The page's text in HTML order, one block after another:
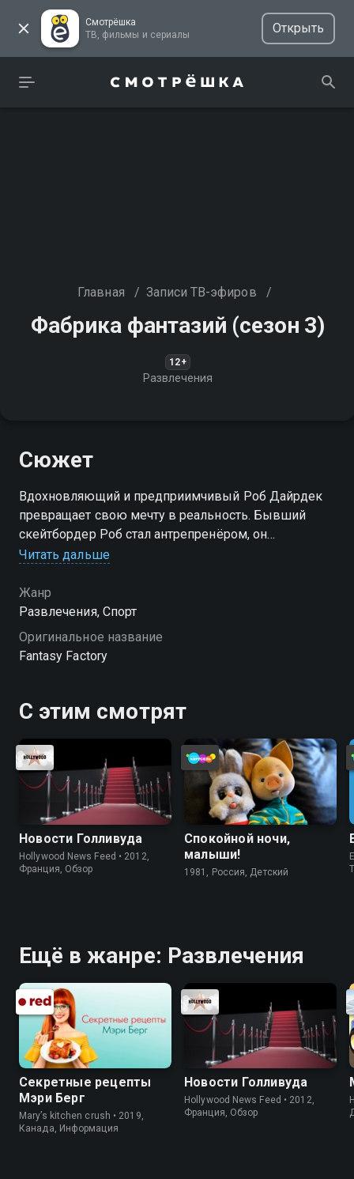
Смотрёшка
ТВ, фильмы и сериалы
Открыть
Главная / Записи ТВ-эфиров /
Фабрика фантазий (сезон 3)
12+
Развлечения
Сюжет
Вдохновляющий и предприимчивый Роб Дайрдек
превращает свою мечту в реальность. Бывший
скейтбордер Роб стал антрепренёром, он
использует необыкновенно смешной способ
Посмотреть онлайн 3 сезон сериала Фабрика
фантазий вы можете совершенно бесплатно в
хорошем HD качестве на Смотрёшке
Читать дальше
Жанр
Развлечения, Спорт
Оригинальное название
Fantasy Factory
С этим смотрят
Новости Голливуда
Hollywood News Feed • 2012,
Франция, Обзор
Спокойной ночи,
малыши!
1981, Россия, Детский
Ещё в жанре: Развлечения
Секретные рецепты
Мэри Берг
Mary’s kitchen crush • 2019,
Канада, Информация
Новости Голливуда
Hollywood News Feed • 2012,
Франция, Обзор